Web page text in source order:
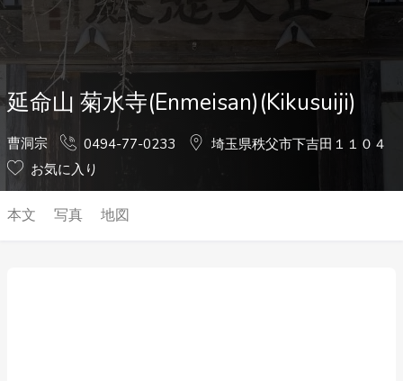
延命山 菊水寺(Enmeisan)(Kikusuiji)
曹洞宗 0494-77-0233
埼玉県秩父市下吉田１１０４
お気に入り
本文 写真 地図